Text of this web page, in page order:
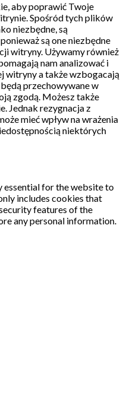
aby poprawić Twoje
Spośród tych plików
niezbędne, są
są one niezbędne
witryny. Używamy również
nam analizować i
witryny a także wzbogacają
przechowywane w
zgodą. Możesz także
Jednak rezygnacja z
mieć wpływ na wrażenia
niektórych
essential for the website to
includes cookies that
features of the
any personal information.